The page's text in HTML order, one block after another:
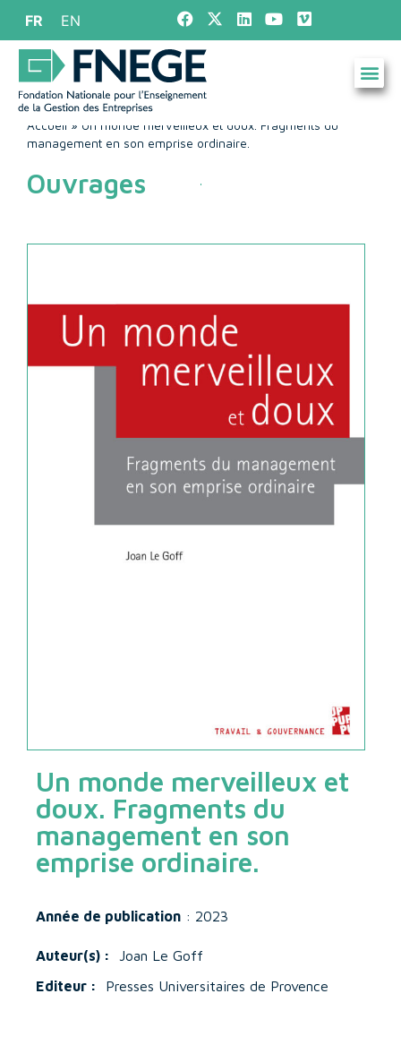
FR EN
Accueil » Un monde merveilleux et doux. Fragments du
management en son emprise ordinaire.
Ouvrages
Un monde merveilleux et
doux. Fragments du
management en son
emprise ordinaire.
Année de publication : 2023
Auteur(s) :
Joan Le Goff
Editeur :
Presses Universitaires de Provence